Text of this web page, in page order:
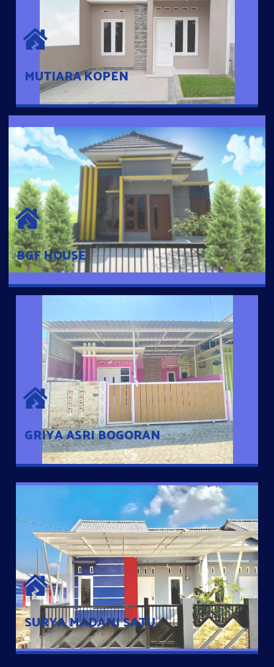
MUTIARA KOPEN
MUTIARA KOPEN
Hunian nyaman dengan suasana pedesaan. 10 menit dari pusat
kota, 2 menit dari Ring Road
BGF HOUSE
BGF HOUSE
Hunian Mewah Pusat Kota dengan fasilitas Free Desain, Dapur,
Parkir Mobil dengan 3 Kamar Tidur dan 2 Kamar Mandi.
GRIYA ASRI BOGORAN
GRIYA ASRI BOGORAN
Desain Modern Minimalis dengan Konsep Rumah Pintar
Sehingga Memudahkan Penghuni mengakses rumahnya
dengan Ponsel
SURYA MADANI SATU
SURYA MADANI SATU
Satu-satunya Hunian nyaman dengan harga subsidi hanya 100
jutaan dengan lokasi strategis di Tuban